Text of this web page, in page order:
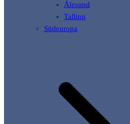
Ålesund
Tallinn
Südeuropa